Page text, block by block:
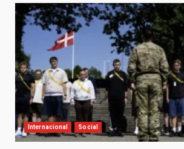
Internacional Social